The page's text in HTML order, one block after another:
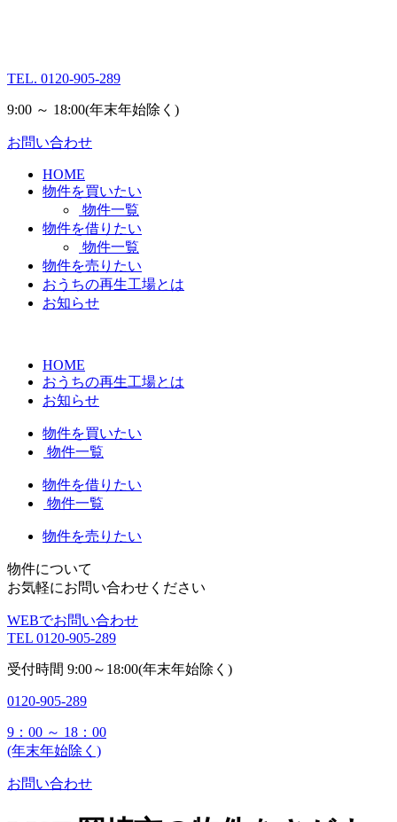
TEL. 0120-905-289
9:00 ～ 18:00(年末年始除く)
お問い合わせ
HOME
物件を買いたい
物件一覧
物件を借りたい
物件一覧
物件を売りたい
おうちの再生工場とは
お知らせ
HOME
おうちの再生工場とは
お知らせ
物件を買いたい
物件一覧
物件を借りたい
物件一覧
物件を売りたい
物件について
お気軽にお問い合わせください
WEBでお問い合わせ
TEL 0120-905-289
受付時間 9:00～18:00(年末年始除く)
0120-905-289
9：00 ～ 18：00
(年末年始除く)
お問い合わせ